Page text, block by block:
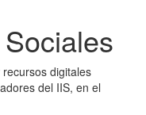
digitales
del IIS, en el